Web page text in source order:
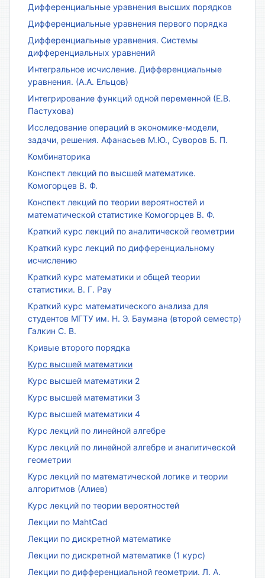
Дифференциальные уравнения высших порядков
Дифференциальные уравнения первого порядка
Дифференциальные уравнения. Системы
дифференциальных уравнений
Интегральное исчисление. Дифференциальные
уравнения. (А.А. Ельцов)
Интегрирование функций одной переменной (Е.В.
Пастухова)
Исследование операций в экономике-модели,
задачи, решения. Афанасьев М.Ю., Суворов Б. П.
Комбинаторика
Конспект лекций по высшей математике.
Комогорцев В. Ф.
Конспект лекций по теории вероятностей и
математической статистике Комогорцев В. Ф.
Краткий курс лекций по аналитической геометрии
Краткий курс лекций по дифференциальному
исчислению
Краткий курс математики и общей теории
статистики. В. Г. Рау
Краткий курс математического анализа для
студентов МГТУ им. Н. Э. Баумана (второй семестр)
Галкин С. В.
Кривые второго порядка
Курс высшей математики
Курс высшей математики 2
Курс высшей математики 3
Курс высшей математики 4
Курс лекций по линейной алгебре
Курс лекций по линейной алгебре и аналитической
геометрии
Курс лекций по математической логике и теории
алгоритмов (Алиев)
Курс лекций по теории вероятностей
Лекции по MahtCad
Лекции по дискретной математике
Лекции по дискретной математике (1 курс)
Лекции по дифференциальной геометрии. Л. А.